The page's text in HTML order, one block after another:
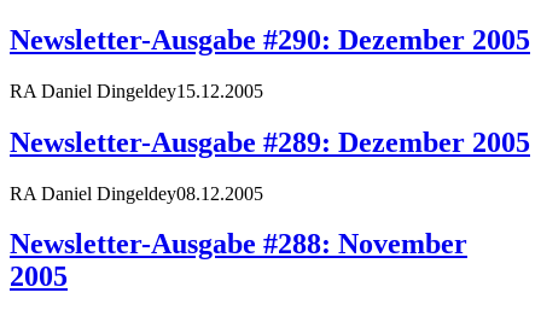
Newsletter-Ausgabe #290: Dezember 2005
RA Daniel Dingeldey15.12.2005
Newsletter-Ausgabe #289: Dezember 2005
RA Daniel Dingeldey08.12.2005
Newsletter-Ausgabe #288: November
2005